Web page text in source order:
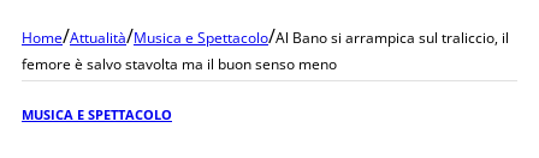
Home/Attualità/Musica e Spettacolo/Al Bano si arrampica sul traliccio, il
femore è salvo stavolta ma il buon senso meno
MUSICA E SPETTACOLO